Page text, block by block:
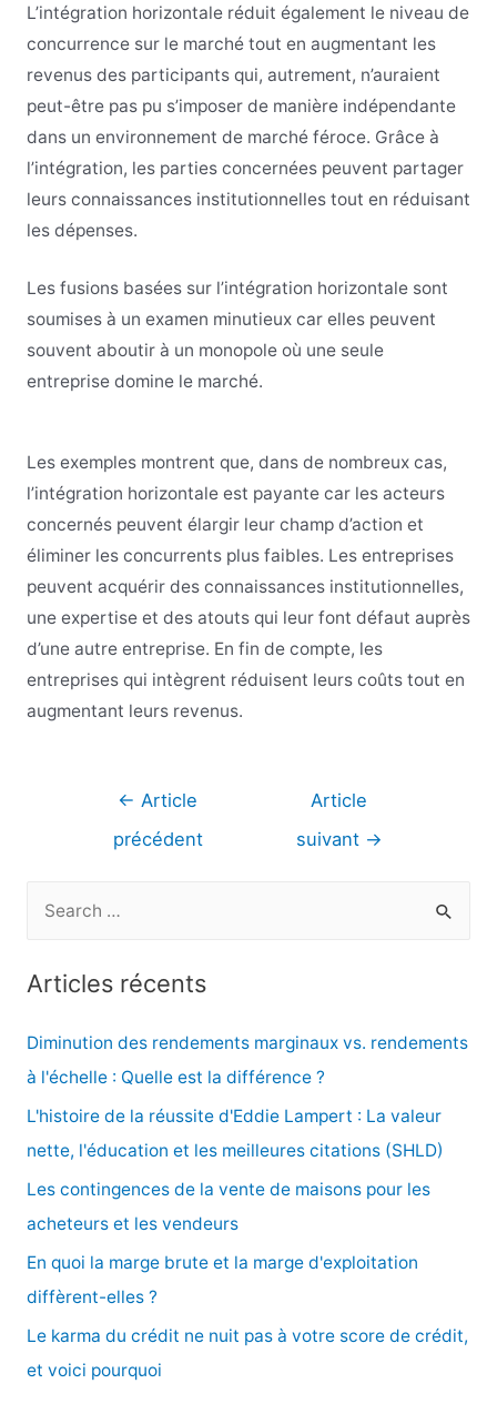
L’intégration horizontale réduit également le niveau de
concurrence sur le marché tout en augmentant les
revenus des participants qui, autrement, n’auraient
peut-être pas pu s’imposer de manière indépendante
dans un environnement de marché féroce. Grâce à
l’intégration, les parties concernées peuvent partager
leurs connaissances institutionnelles tout en réduisant
les dépenses.
Les fusions basées sur l’intégration horizontale sont
soumises à un examen minutieux car elles peuvent
souvent aboutir à un monopole où une seule
entreprise domine le marché.
Les exemples montrent que, dans de nombreux cas,
l’intégration horizontale est payante car les acteurs
concernés peuvent élargir leur champ d’action et
éliminer les concurrents plus faibles. Les entreprises
peuvent acquérir des connaissances institutionnelles,
une expertise et des atouts qui leur font défaut auprès
d’une autre entreprise. En fin de compte, les
entreprises qui intègrent réduisent leurs coûts tout en
augmentant leurs revenus.
Navigation
l’article
← Article
précédent
Article
suivant →
e
r
c
:
Articles récents
Diminution des rendements marginaux vs. rendements
à l'échelle : Quelle est la différence ?
L'histoire de la réussite d'Eddie Lampert : La valeur
nette, l'éducation et les meilleures citations (SHLD)
Les contingences de la vente de maisons pour les
acheteurs et les vendeurs
En quoi la marge brute et la marge d'exploitation
diffèrent-elles ?
Le karma du crédit ne nuit pas à votre score de crédit,
et voici pourquoi